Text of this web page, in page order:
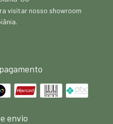
visitar nosso showroom
envio